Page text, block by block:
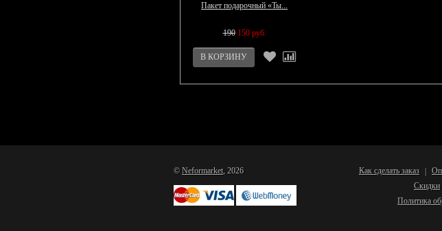
Пакет подарочный «Ты...
190 150 руб.
© Neformarket, 2026 Как сделать заказ |
Скидки
Политика